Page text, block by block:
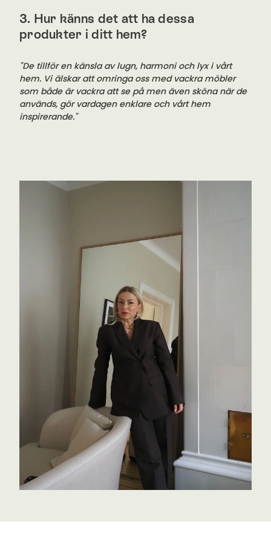
3. Hur känns det att ha dessa
produkter i ditt hem?
"De tillför en känsla av lugn, harmoni och lyx i vårt
hem. Vi älskar att omringa oss med vackra möbler
som både är vackra att se på men även sköna när de
används, gör vardagen enklare och vårt hem
inspirerande."